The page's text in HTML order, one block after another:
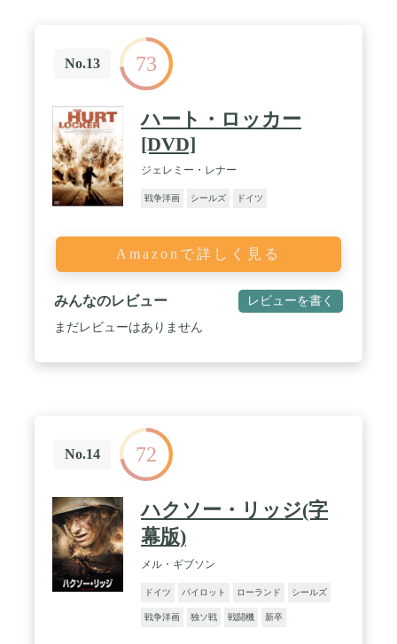
No.13 73
ハート・ロッカー
[DVD]
ジェレミー・レナー
戦争洋画 シールズ ドイツ
Amazonで詳しく見る
みんなのレビュー レビューを書く
まだレビューはありません
No.14 72
ハクソー・リッジ(字
幕版)
メル・ギブソン
ドイツ パイロット ローランド シールズ
戦争洋画 独ソ戦 戦闘機 新卒